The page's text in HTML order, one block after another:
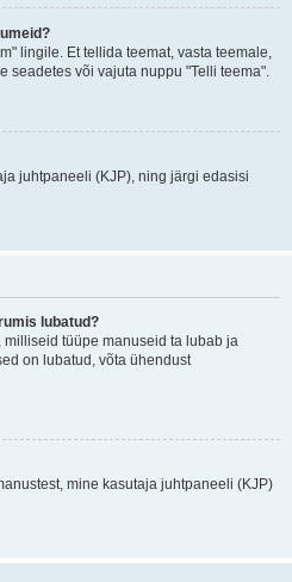
lingile. Et tellida teemat, vasta teemale,
seadetes või vajuta nuppu "Telli teema".
juhtpaneeli (KJP), ning järgi edasisi
lubatud?
milliseid tüüpe manuseid ta lubab ja
on lubatud, võta ühendust
mine kasutaja juhtpaneeli (KJP)